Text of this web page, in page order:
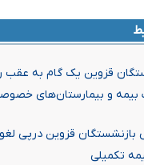
قزوین یک گام به
بیمه و بیمارستان‌های
قزوین درپی لغو
تکمیلی